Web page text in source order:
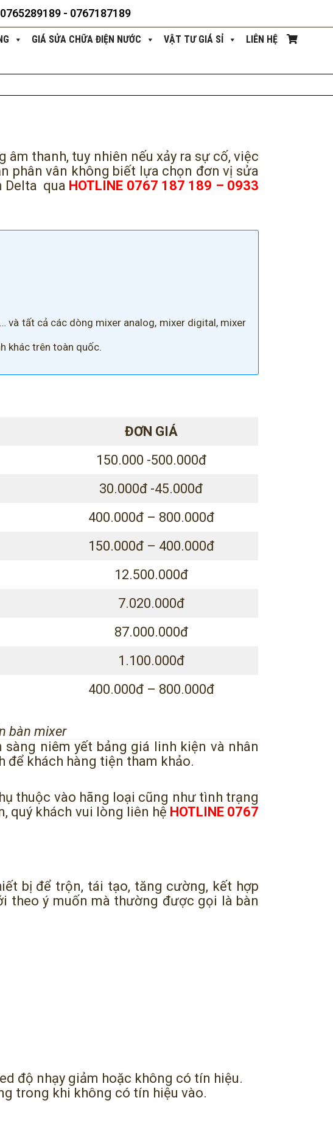
- 0767187189
GIÁ SỬA CHỮA ĐIỆN NƯỚC VẬT TƯ GIÁ SỈ LIÊN HỆ
thanh, tuy nhiên nếu xảy ra sự cố, việc
phân vân không biết lựa chọn đơn vị sửa
Delta qua HOTLINE 0767 187 189 – 0933
và tất cả các dòng mixer analog, mixer digital, mixer
khác trên toàn quốc.
ĐƠN GIÁ
150.000 -500.000đ
30.000đ -45.000đ
400.000đ – 800.000đ
150.000đ – 400.000đ
12.500.000đ
7.020.000đ
87.000.000đ
1.100.000đ
400.000đ – 800.000đ
bàn mixer
niêm yết bảng giá linh kiện và nhân
để khách hàng tiện tham khảo.
thuộc vào hãng loại cũng như tình trạng
quý khách vui lòng liên hệ HOTLINE 0767
bị để trộn, tái tạo, tăng cường, kết hợp
theo ý muốn mà thường được gọi là bàn
độ nhạy giảm hoặc không có tín hiệu.
trong khi không có tín hiệu vào.